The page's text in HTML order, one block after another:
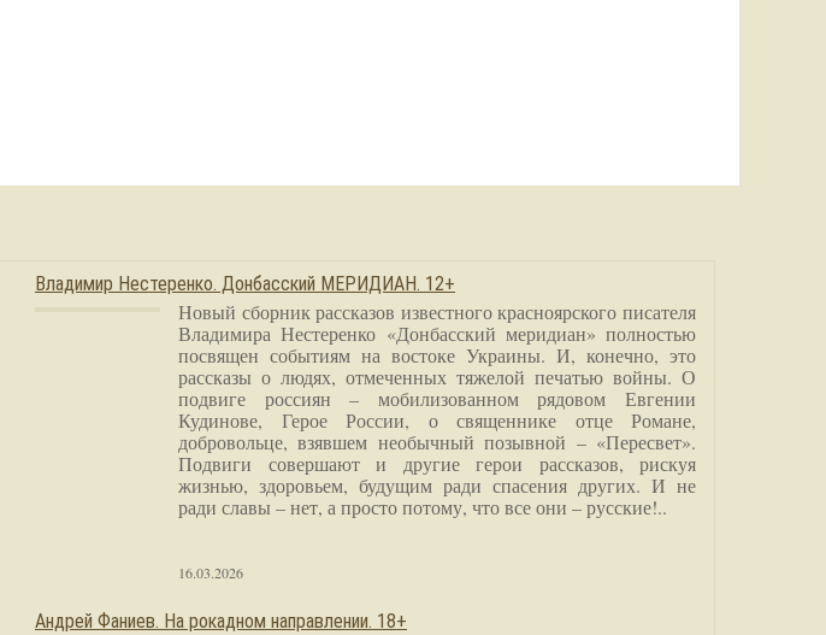
Владимир Нестеренко. Донбасский МЕРИДИАН. 12+
Новый сборник рассказов известного красноярского писателя
Владимира Нестеренко «Донбасский меридиан» полностью
посвящен событиям на востоке Украины. И, конечно, это
рассказы о людях, отмеченных тяжелой печатью войны. О
подвиге россиян – мобилизованном рядовом Евгении
Кудинове, Герое России, о священнике отце Романе,
добровольце, взявшем необычный позывной – «Пересвет».
Подвиги совершают и другие герои рассказов, рискуя
жизнью, здоровьем, будущим ради спасения других. И не
ради славы – нет, а просто потому, что все они – русские!..
16.03.2026
Андрей Фаниев. На рокадном направлении. 18+